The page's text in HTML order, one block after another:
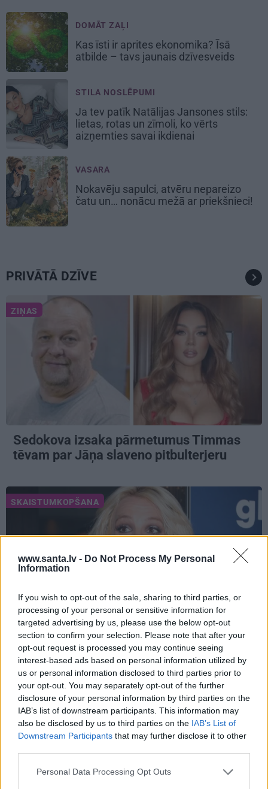
www.santa.lv - Do Not Process My Personal
Information
If you wish to opt-out of the sale, sharing to third parties, or
processing of your personal or sensitive information for
targeted advertising by us, please use the below opt-out
section to confirm your selection. Please note that after your
opt-out request is processed you may continue seeing
interest-based ads based on personal information utilized by
us or personal information disclosed to third parties prior to
your opt-out. You may separately opt-out of the further
disclosure of your personal information by third parties on the
IAB’s list of downstream participants. This information may
also be disclosed by us to third parties on the IAB’s List of
Downstream Participants that may further disclose it to other
Personal Data Processing Opt Outs
DOMĀT ZAĻI
Kas īsti ir aprites ekonomika? Īsā
atbilde – tavs jaunais dzīvesveids
STILA NOSLĒPUMI
Ja tev patīk Natālijas Jansones stils:
lietas, rotas un zīmoli, ko vērts
aizņemties savai ikdienai
VASARA
Nokavēju sapulci, atvēru nepareizo
čatu un… nonācu mežā ar priekšnieci!
PRIVĀTĀ DZĪVE
ZIŅAS
Sedokova izsaka pārmetumus Timmas
tēvam par Jāņa slaveno pitbulterjeru
SKAISTUMKOPŠANA
VIDEO: Britnijai Spīrsai veikta
neveiksmīga sejas procedūra. Viņa
brīdina citus!
STILS AUTO